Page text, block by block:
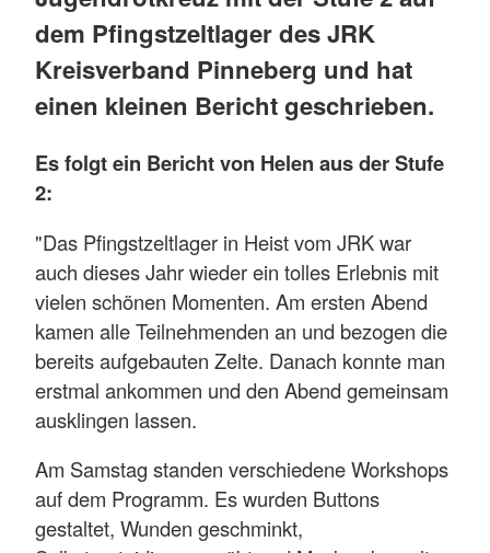
dem Pfingstzeltlager des JRK
Kreisverband Pinneberg und hat
einen kleinen Bericht geschrieben.
Es folgt ein Bericht von Helen aus der Stufe
2:
"Das Pfingstzeltlager in Heist vom JRK war
auch dieses Jahr wieder ein tolles Erlebnis mit
vielen schönen Momenten. Am ersten Abend
kamen alle Teilnehmenden an und bezogen die
bereits aufgebauten Zelte. Danach konnte man
erstmal ankommen und den Abend gemeinsam
ausklingen lassen.
Am Samstag standen verschiedene Workshops
auf dem Programm. Es wurden Buttons
gestaltet, Wunden geschminkt,